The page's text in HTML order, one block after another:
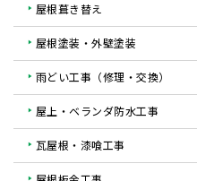
屋根葺き替え
屋根塗装・外壁塗装
雨どい工事（修理・交換）
屋上・ベランダ防水工事
瓦屋根・漆喰工事